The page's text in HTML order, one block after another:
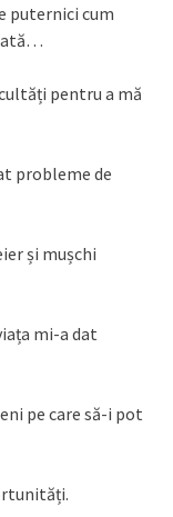
puternici cum
pentru a mă
probleme de
și mușchi
mi-a dat
pe care să-i pot